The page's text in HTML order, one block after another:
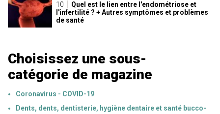
Quel est le lien entre l'endométriose et
l'infertilité ? + Autres symptômes et problèmes
de santé
Choisissez une sous-
catégorie de magazine
Coronavirus - COVID-19
Dents, dents, dentisterie, hygiène dentaire et santé bucco-